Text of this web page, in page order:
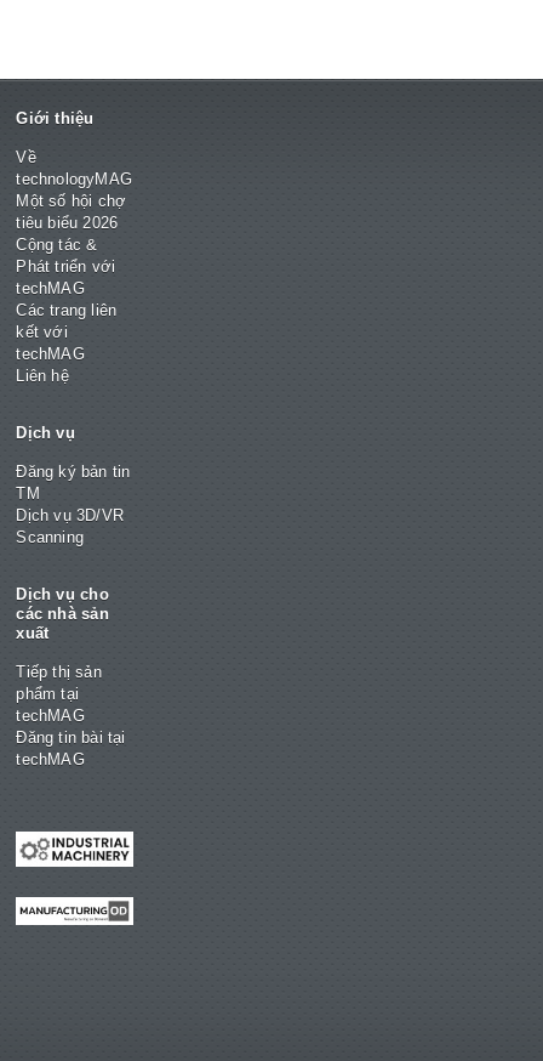
Giới thiệu
Về
technologyMAG
Một số hội chợ
tiêu biểu 2026
Cộng tác &
Phát triển với
techMAG
Các trang liên
kết với
techMAG
Liên hệ
Dịch vụ
Đăng ký bản tin
TM
Dịch vụ 3D/VR
Scanning
Dịch vụ cho
các nhà sản
xuất
Tiếp thị sản
phẩm tại
techMAG
Đăng tin bài tại
techMAG